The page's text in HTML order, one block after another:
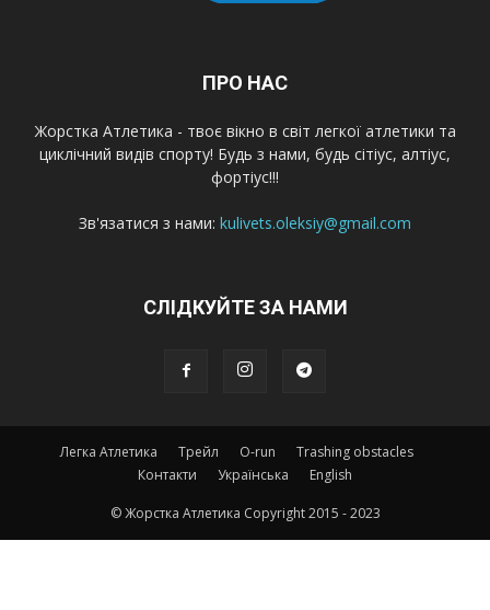
ПРО НАС
Жорстка Атлетика - твоє вікно в світ легкої атлетики та
циклічний видів спорту! Будь з нами, будь сітіус, алтіус,
фортіус!!!
Зв'язатися з нами: kulivets.oleksiy@gmail.com
СЛІДКУЙТЕ ЗА НАМИ
Легка Атлетика Трейл O-run
Trashing obstacles
Контакти
Українська English
© Жорстка Атлетика Copyright 2015 - 2023